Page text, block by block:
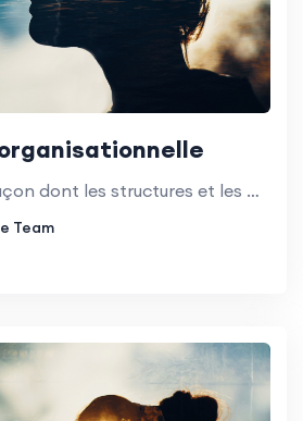
Un aperçu de la façon dont les structures et les processus organisationnels influencent le comportement du personnel et des étudiants.
Team